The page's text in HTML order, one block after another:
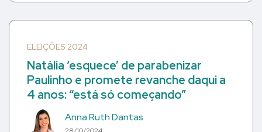
ELEIÇÕES 2024
Natália ‘esquece’ de parabenizar
Paulinho e promete revanche daqui a
4 anos: “está só começando”
Anna Ruth Dantas